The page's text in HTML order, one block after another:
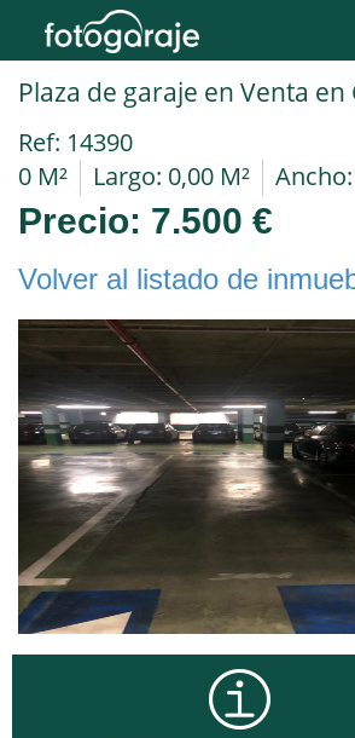
Ref: 14390
0 M²
Largo: 0,00 M²
Precio: 7.500 €
Volver al listado de